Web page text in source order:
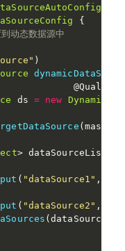
{
动态数据源中
)
ds = new
(master
> dataSourceList
put ( "dataSource1" ,
put ( "dataSource2" ,
(